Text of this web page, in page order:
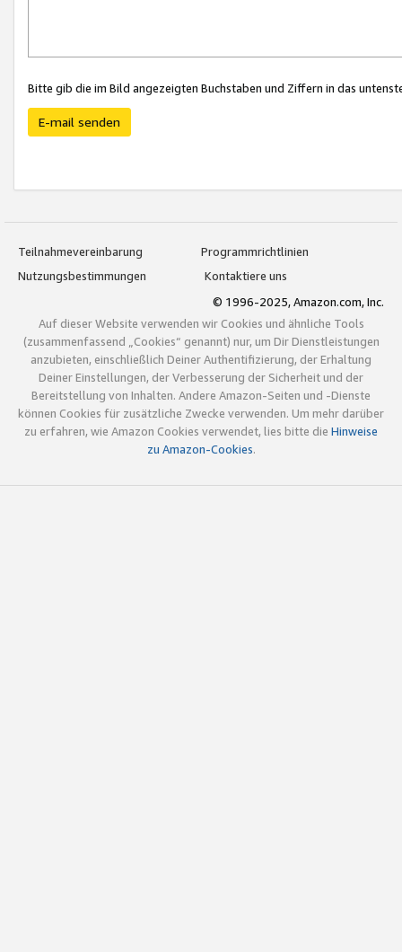
Bitte gib die im Bild angezeigten Buchstaben und Ziffern in das
E-mail senden
Teilnahmevereinbarung
Programmrichtlinien
Nutzungsbestimmungen
Kontaktiere uns
© 1996-2025, Amazon.com, Inc.
Auf dieser Website verwenden wir Cookies und ähnliche Tools
(zusammenfassend „Cookies“ genannt) nur, um Dir Dienstleistungen
anzubieten, einschließlich Deiner Authentifizierung, der Erhaltung
Deiner Einstellungen, der Verbesserung der Sicherheit und der
Bereitstellung von Inhalten. Andere Amazon-Seiten und -Dienste
können Cookies für zusätzliche Zwecke verwenden. Um mehr darüber
zu erfahren, wie Amazon Cookies verwendet, lies bitte die Hinweise
zu Amazon-Cookies.